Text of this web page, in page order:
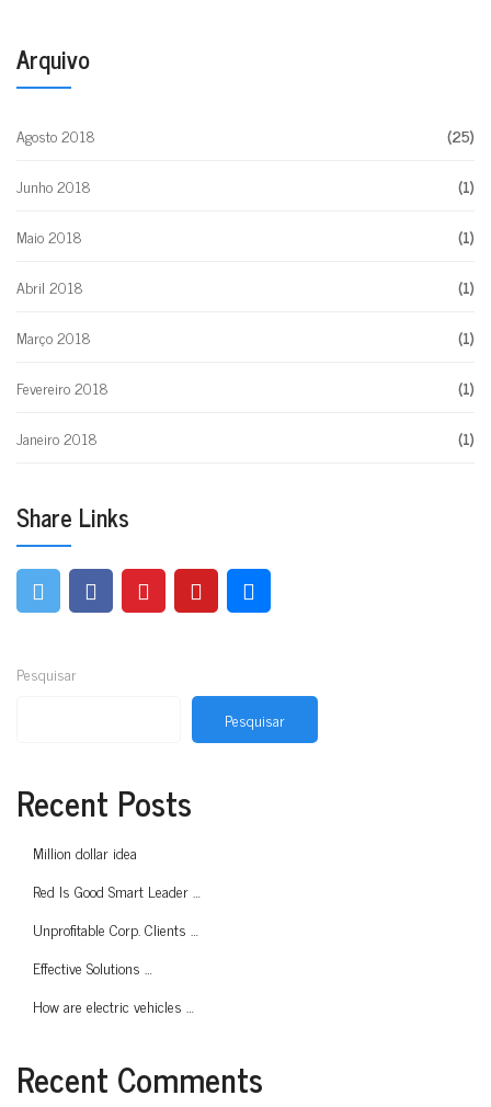
Arquivo
Agosto 2018
(25)
Junho 2018
(1)
Maio 2018
(1)
Abril 2018
(1)
Março 2018
(1)
Fevereiro 2018
(1)
Janeiro 2018
(1)
Share Links
Pesquisar
Pesquisar
Recent Posts
Million dollar idea
Red Is Good Smart Leader …
Unprofitable Corp. Clients …
Effective Solutions …
How are electric vehicles …
Recent Comments